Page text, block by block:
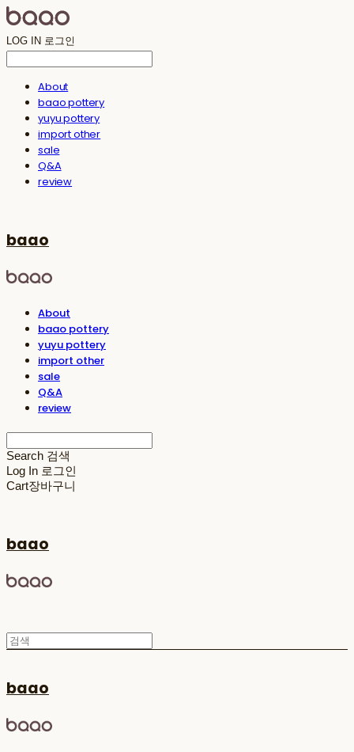
LOG IN 로그인
About
baao pottery
yuyu pottery
import other
sale
Q&A
review
baao
About
baao pottery
yuyu pottery
import other
sale
Q&A
review
Search 검색
Log In 로그인
Cart장바구니
baao
baao